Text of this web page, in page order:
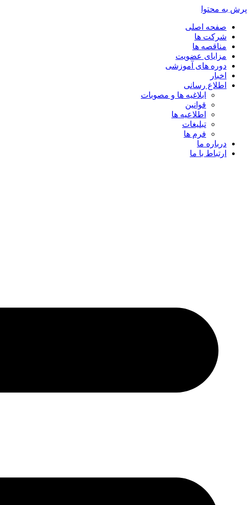
پرش به محتوا
صفحه اصلی
شرکت ها
مناقصه ها
مزایای عضویت
دوره های آموزشی
اخبار
اطلاع رسانی
ابلاغیه ها و مصوبات
قوانین
اطلاعیه ها
تبلیغات
فرم ها
درباره ما
ارتباط با ما